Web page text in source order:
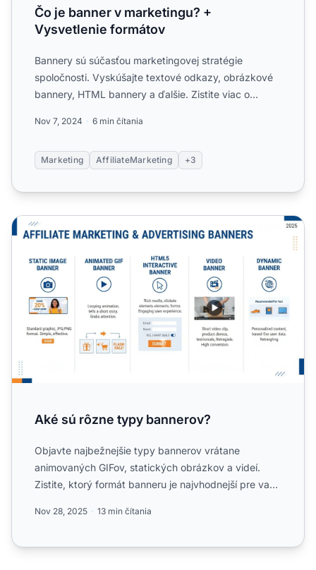
Čo je banner v marketingu? +
Vysvetlenie formátov
Bannery sú súčasťou marketingovej stratégie
spoločnosti. Vyskúšajte textové odkazy, obrázkové
bannery, HTML bannery a ďalšie. Zistite viac o
Nov 7, 2024 6 min čítania
Marketing AffiliateMarketing +3
Aké sú rôzne typy bannerov?
Aké sú rôzne typy bannerov?
Objavte najbežnejšie typy bannerov vrátane
animovaných GIFov, statických obrázkov a videí.
Zistite, ktorý formát banneru je najvhodnejší pre vaše
Nov 28, 2025 13 min čítania